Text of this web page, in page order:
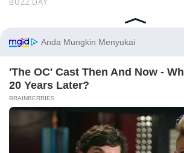
Indeks Redaksi Privacy
Pedoman Media Siber